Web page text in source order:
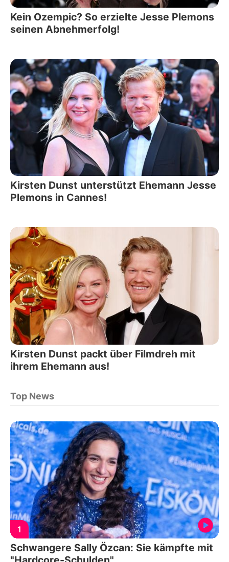
Kein Ozempic? So erzielte Jesse Plemons
seinen Abnehmerfolg!
Kirsten Dunst unterstützt Ehemann Jesse
Plemons in Cannes!
Kirsten Dunst packt über Filmdreh mit
ihrem Ehemann aus!
Top News
1
Schwangere Sally Özcan: Sie kämpfte mit